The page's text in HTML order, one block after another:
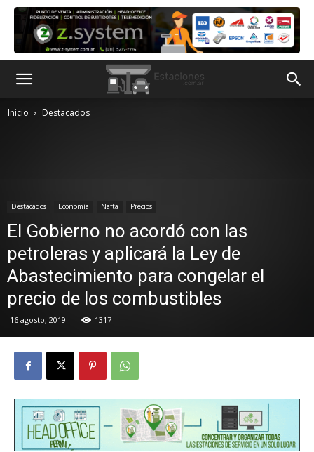
Inicio Destacados
Destacados Economía Nafta Precios
El Gobierno no acordó con las
petroleras y aplicará la Ley de
Abastecimiento para congelar el
precio de los combustibles
16 agosto, 2019 1317